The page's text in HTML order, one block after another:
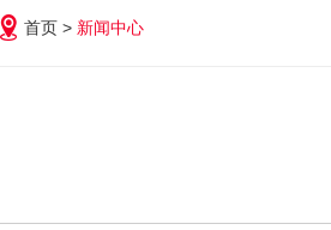
首页 > 新闻中心